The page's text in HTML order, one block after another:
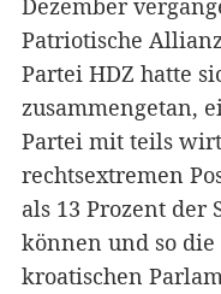
Dezember
Patriotische
Partei HDZ hatte
zusammengetan,
Partei mit teils
rechtsextremen
als 13 Prozent
können und so
kroatischen